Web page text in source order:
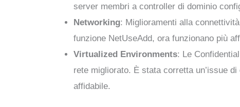
server membri a controller di dominio
Networking: Miglioramenti alla
funzione NetUseAdd, ora funzionano più
Virtualized Environments: Le
rete migliorato. È stata corretta un’issue
affidabile.